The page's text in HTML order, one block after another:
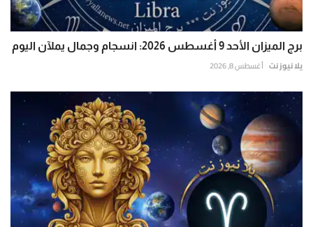
برج الميزان الأحد 9 أغسطس 2026: انسجام وجمال يملآن اليوم
يلا نيوز نت أغسطس 8, 2026